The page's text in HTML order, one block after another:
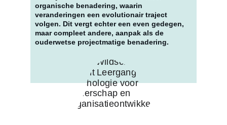
organische benadering, waarin
veranderingen een evolutionair traject
volgen. Dit vergt echter een even gedegen,
maar compleet andere, aanpak als de
ouderwetse projectmatige benadering.